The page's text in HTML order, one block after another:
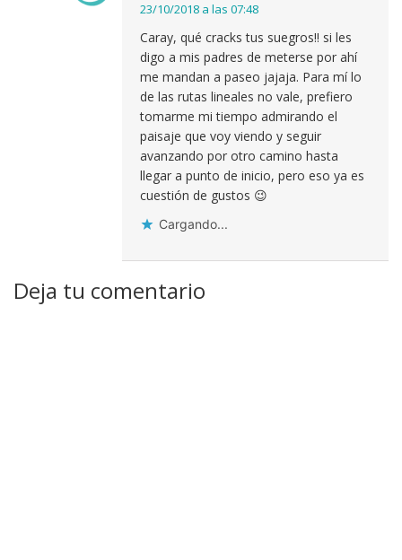
23/10/2018 a las 07:48
Caray, qué cracks tus suegros!! si les
digo a mis padres de meterse por ahí
me mandan a paseo jajaja. Para mí lo
de las rutas lineales no vale, prefiero
tomarme mi tiempo admirando el
paisaje que voy viendo y seguir
avanzando por otro camino hasta
llegar a punto de inicio, pero eso ya es
cuestión de gustos 😉
Cargando...
Deja tu comentario